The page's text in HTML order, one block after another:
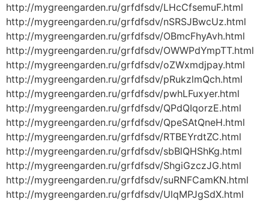
http://mygreengarden.ru/grfdfsdv/LHcCfsemuF.html
http://mygreengarden.ru/grfdfsdv/nSRSJBwcUz.html
http://mygreengarden.ru/grfdfsdv/OBmcFhyAvh.html
http://mygreengarden.ru/grfdfsdv/OWWPdYmpTT.html
http://mygreengarden.ru/grfdfsdv/oZWxmdjpay.html
http://mygreengarden.ru/grfdfsdv/pRukzlmQch.html
http://mygreengarden.ru/grfdfsdv/pwhLFuxyer.html
http://mygreengarden.ru/grfdfsdv/QPdQIqorzE.html
http://mygreengarden.ru/grfdfsdv/QpeSAtQneH.html
http://mygreengarden.ru/grfdfsdv/RTBEYrdtZC.html
http://mygreengarden.ru/grfdfsdv/sbBlQHShKg.html
http://mygreengarden.ru/grfdfsdv/ShgiGzczJG.html
http://mygreengarden.ru/grfdfsdv/suRNFCamKN.html
http://mygreengarden.ru/grfdfsdv/UlqMPJgSdX.html